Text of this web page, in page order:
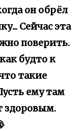
он обрёл
Сейчас эта
поверить.
будто к
такие
ему там
здоровым.